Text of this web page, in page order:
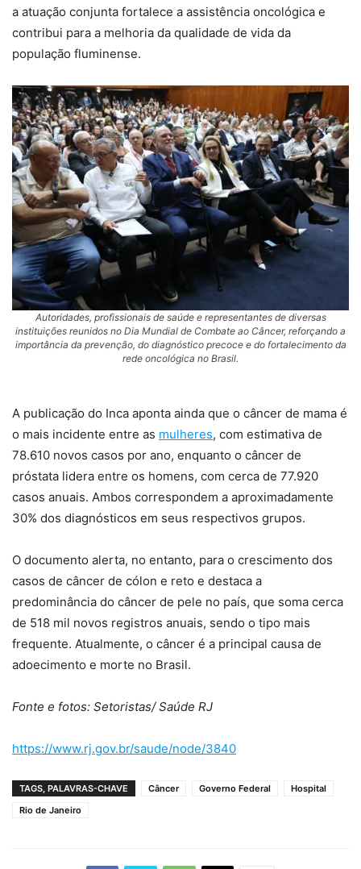
a atuação conjunta fortalece a assistência oncológica e
contribui para a melhoria da qualidade de vida da
população fluminense.
Autoridades, profissionais de saúde e representantes de diversas
instituições reunidos no Dia Mundial de Combate ao Câncer, reforçando a
importância da prevenção, do diagnóstico precoce e do fortalecimento da
rede oncológica no Brasil.
A publicação do Inca aponta ainda que o câncer de mama é
o mais incidente entre as mulheres, com estimativa de
78.610 novos casos por ano, enquanto o câncer de
próstata lidera entre os homens, com cerca de 77.920
casos anuais. Ambos correspondem a aproximadamente
30% dos diagnósticos em seus respectivos grupos.
O documento alerta, no entanto, para o crescimento dos
casos de câncer de cólon e reto e destaca a
predominância do câncer de pele no país, que soma cerca
de 518 mil novos registros anuais, sendo o tipo mais
frequente. Atualmente, o câncer é a principal causa de
adoecimento e morte no Brasil.
Fonte e fotos: Setoristas/ Saúde RJ
https://www.rj.gov.br/saude/node/3840
TAGS, PALAVRAS-CHAVE Câncer Governo Federal
Hospital
Rio de Janeiro